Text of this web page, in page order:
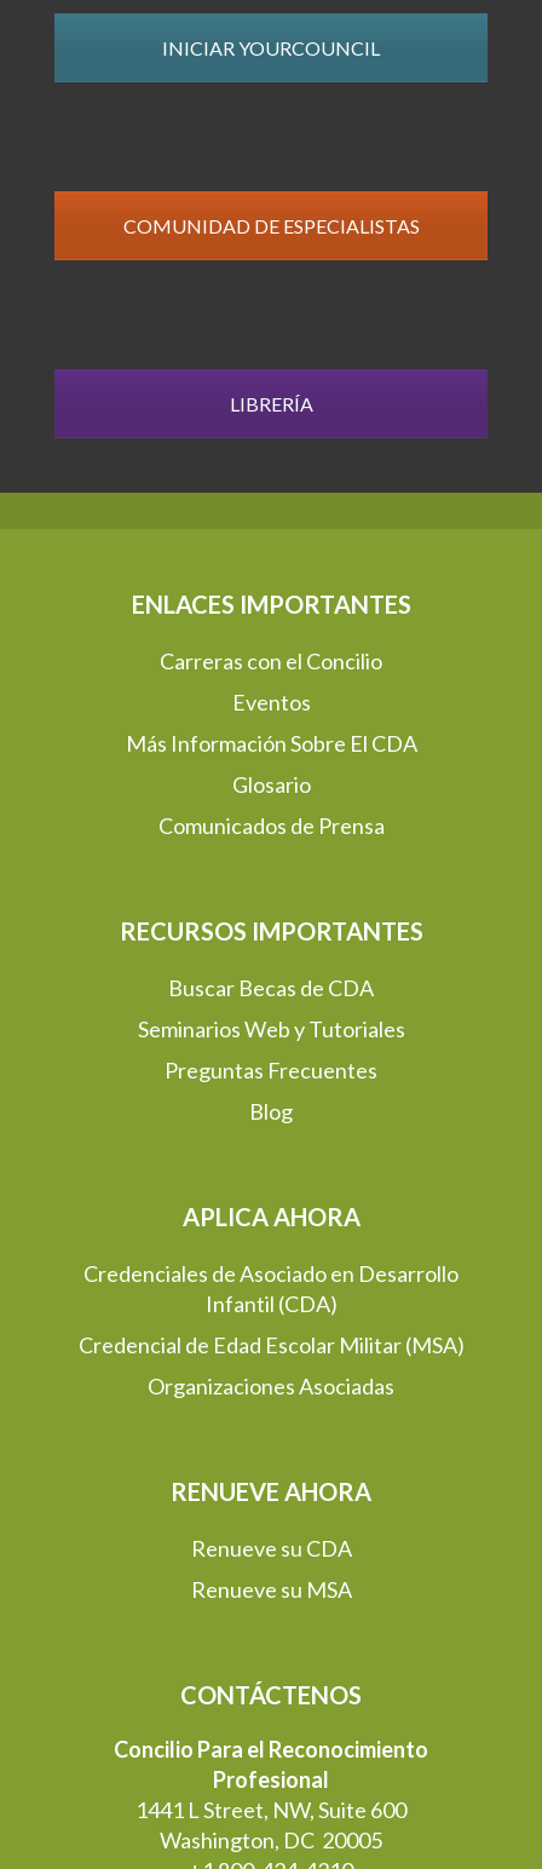
INICIAR YOURCOUNCIL
COMUNIDAD DE ESPECIALISTAS
LIBRERÍA
ENLACES IMPORTANTES
Carreras con el Concilio
Eventos
Más Información Sobre El CDA
Glosario
Comunicados de Prensa
RECURSOS IMPORTANTES
Buscar Becas de CDA
Seminarios Web y Tutoriales
Preguntas Frecuentes
Blog
APLICA AHORA
Credenciales de Asociado en Desarrollo
Infantil (CDA)
Credencial de Edad Escolar Militar (MSA)
Organizaciones Asociadas
RENUEVE AHORA
Renueve su CDA
Renueve su MSA
CONTÁCTENOS
Concilio Para el Reconocimiento
Profesional
1441 L Street, NW, Suite 600
Washington, DC 20005